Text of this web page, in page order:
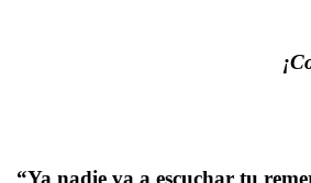
“Ya nadie va a escuchar tu